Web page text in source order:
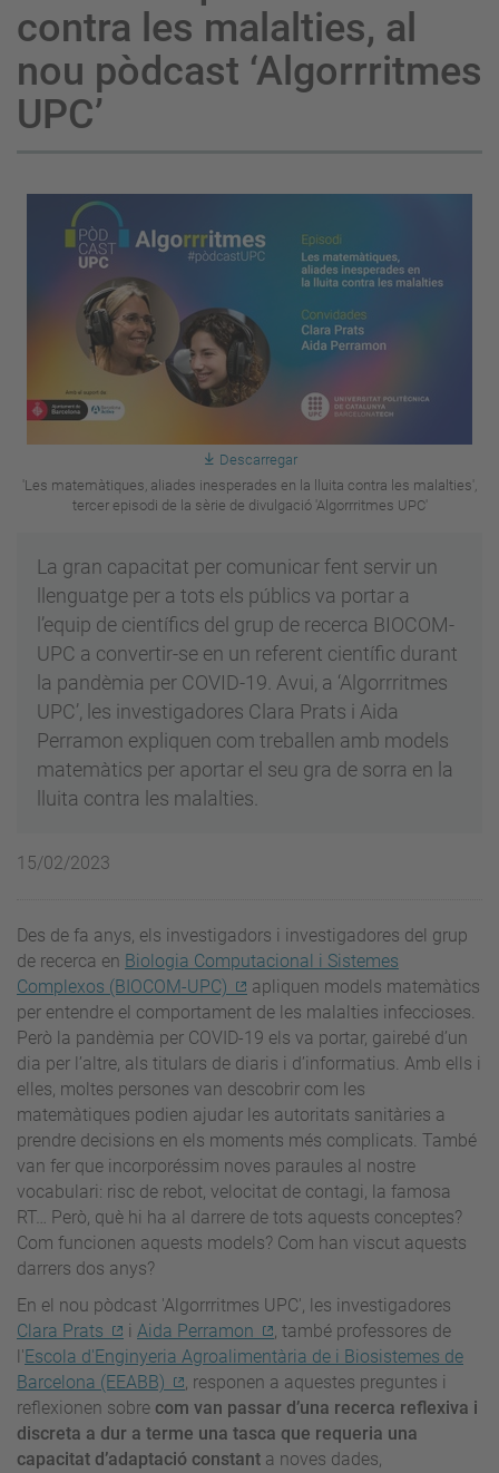
contra les malalties, al
nou pòdcast ‘Algorrritmes
UPC’
Descarregar
'Les matemàtiques, aliades inesperades en la lluita contra les malalties',
tercer episodi de la sèrie de divulgació 'Algorrritmes UPC'
La gran capacitat per comunicar fent servir un
llenguatge per a tots els públics va portar a
l’equip de científics del grup de recerca BIOCOM-
UPC a convertir-se en un referent científic durant
la pandèmia per COVID-19. Avui, a ‘Algorrritmes
UPC’, les investigadores Clara Prats i Aida
Perramon expliquen com treballen amb models
matemàtics per aportar el seu gra de sorra en la
lluita contra les malalties.
15/02/2023
Des de fa anys, els investigadors i investigadores del grup
de recerca en Biologia Computacional i Sistemes
Complexos (BIOCOM-UPC)
apliquen models matemàtics
per entendre el comportament de les malalties infeccioses.
Però la pandèmia per COVID-19 els va portar, gairebé d’un
dia per l’altre, als titulars de diaris i d’informatius. Amb ells i
elles, moltes persones van descobrir com les
matemàtiques podien ajudar les autoritats sanitàries a
prendre decisions en els moments més complicats. També
van fer que incorporéssim noves paraules al nostre
vocabulari: risc de rebot, velocitat de contagi, la famosa
RT… Però, què hi ha al darrere de tots aquests conceptes?
Com funcionen aquests models? Com han viscut aquests
darrers dos anys?
En el nou pòdcast 'Algorrritmes UPC', les investigadores
Clara Prats
i Aida Perramon
, també professores de
l'Escola d'Enginyeria Agroalimentària de i Biosistemes de
Barcelona (EEABB)
, responen a aquestes preguntes i
reflexionen sobre com van passar d’una recerca reflexiva i
discreta a dur a terme una tasca que requeria una
capacitat d’adaptació constant a noves dades,